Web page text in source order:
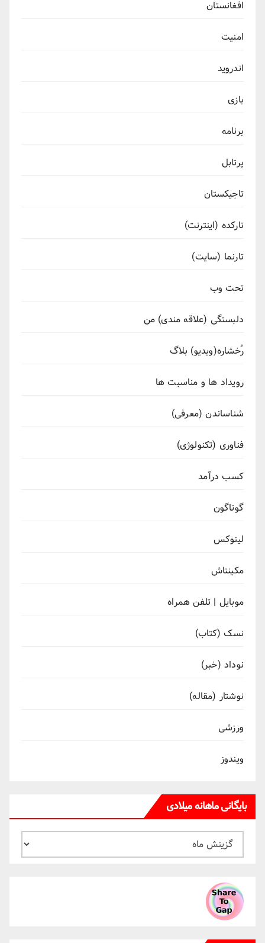
افغانستان
امنیت
اندروید
بازی
برنامه
پرتابل
تاجیکستان
تارکده (اینترنت)
تارنما (سایت)
تحت وب
دلبستگی (علاقه مندی) من
رُخشاره(ویدیو) بلاگ
رویداد ها و مناسبت ها
شناساندن (معرفی)
فناوری (تکنولوژی)
کسب درآمد
گوناگون
لینوکس
مکینتاش
موبایل | تلفن همراه
نسک (کتاب)
نوداد (خبر)
نوشتار (مقاله)
ورزشی
ویندوز
بایگانی ماهانه میلادی
بایگانی
ماهانه